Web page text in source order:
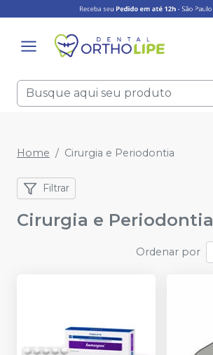
Home Cirurgia e Periodontia
Filtrar
Cirurgia e Periodontia
Ordenar por